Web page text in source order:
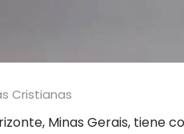
Cristianas
Minas Gerais, tiene